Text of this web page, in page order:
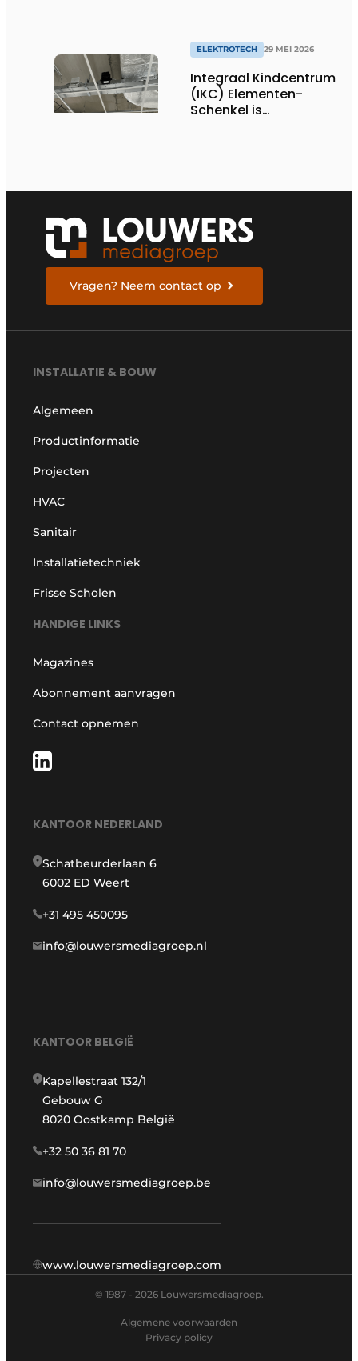
ELEKTROTECH 29 MEI 2026
Integraal Kindcentrum
(IKC) Elementen-
Schenkel is
Vragen? Neem contact op
INSTALLATIE & BOUW
Algemeen
Productinformatie
Projecten
HVAC
Sanitair
Installatietechniek
Frisse Scholen
HANDIGE LINKS
Magazines
Abonnement aanvragen
Contact opnemen
KANTOOR NEDERLAND
Schatbeurderlaan 6
6002 ED Weert
+31 495 450095
info@louwersmediagroep.nl
KANTOOR BELGIË
Kapellestraat 132/1
Gebouw G
8020 Oostkamp België
+32 50 36 81 70
info@louwersmediagroep.be
www.louwersmediagroep.com
© 1987 - 2026 Louwersmediagroep.
Algemene voorwaarden
Privacy policy